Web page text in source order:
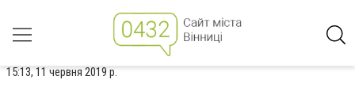
15:13, 11 червня 2019 р.